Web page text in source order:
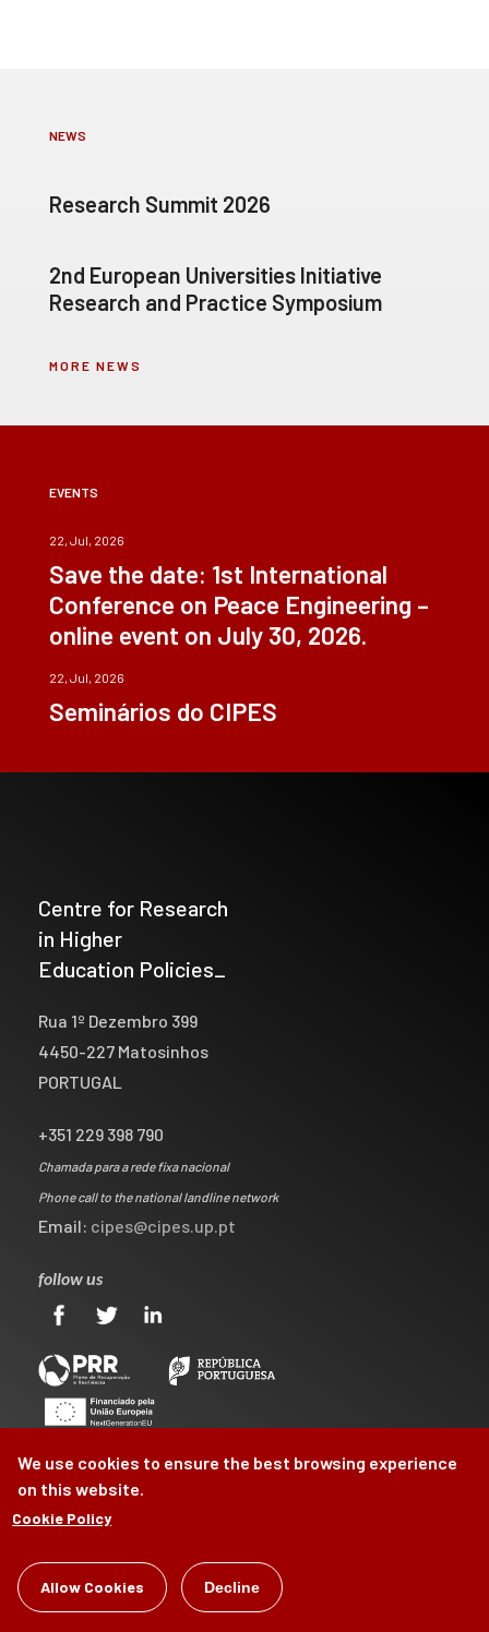
NEWS
Research Summit 2026
2nd European Universities Initiative
Research and Practice Symposium
MORE NEWS
EVENTS
22, Jul, 2026
Save the date: 1st International
Conference on Peace Engineering –
online event on July 30, 2026.
22, Jul, 2026
Seminários do CIPES
Centre for Research
in Higher
Education Policies_
Rua 1º Dezembro 399
4450-227 Matosinhos
PORTUGAL
+351 229 398 790
Chamada para a rede fixa nacional
Phone call to the national landline network
Email: cipes@cipes.up.pt
follow us
©CIPES2026
byBrag, Design & Digital
We use cookies to ensure the best browsing experience
on this website.
Cookie Policy
Allow Cookies Decline